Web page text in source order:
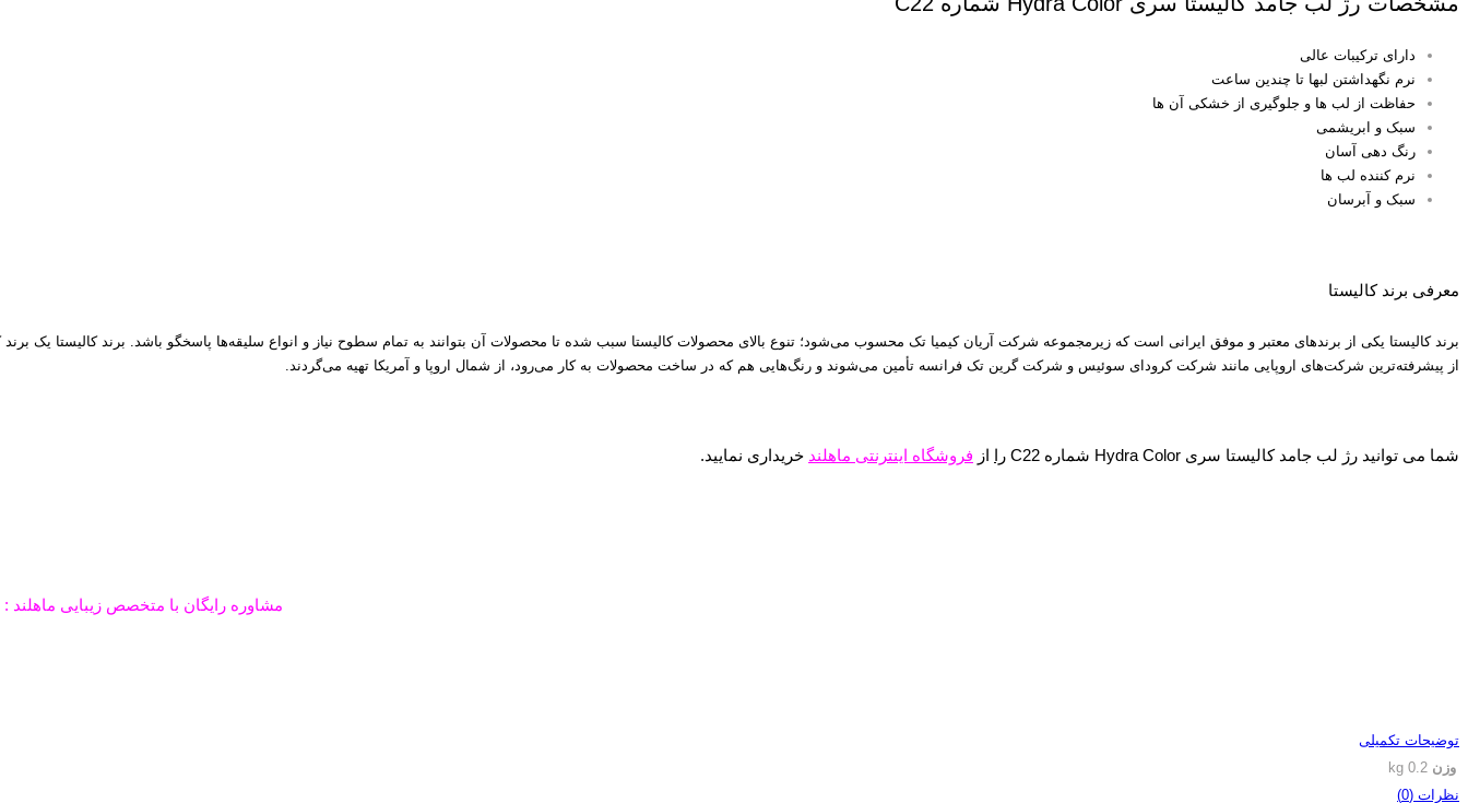
دارای ترکیبات عالی
نرم نگهداشتن لبها تا چندین ساعت
حفاظت از لب ها و جلوگیری از خشکی آن ها
سبک و ابریشمی
رنگ دهی آسان
نرم کننده لب ها
سبک و آبرسان
معرفی برند کالیستا
برند کالیستا یکی از برندهای معتبر و موفق ایرانی است که زیرمجموعه شرکت آریان کیمیا تک محسوب می‌شود؛ تنوع بالای محصولات کالیستا سبب شده تا محصولات آن بتوانند به تمام سطوح نیاز و انواع سلیقه‌ها پاسخگو باشد. برند کالیستا یک
از پیشرفته‌ترین شرکت‌های اروپایی مانند شرکت کرودای سوئیس و شرکت گرین تک فرانسه تأمین می‌شوند و رنگ‌هایی هم که در ساخت محصولات به کار می‌رود، از شمال اروپا و آمریکا تهیه می‌گردند.
شما می توانید رژ لب جامد کالیستا سری Hydra Color شماره C22 را از فروشگاه اینترنتی ماهلند خریداری نمایید.
مشاوره رایگان با متخصص زیبایی ماهلند : ۰۹۱۰۸۶۶۴۰۶۹
توضیحات تکمیلی
وزن 0.2 kg
نظرات (0)